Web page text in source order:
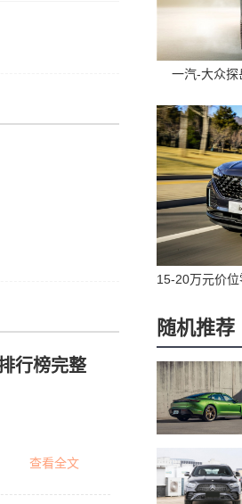
行榜完整
查看全文
一汽-大众探
随机推荐